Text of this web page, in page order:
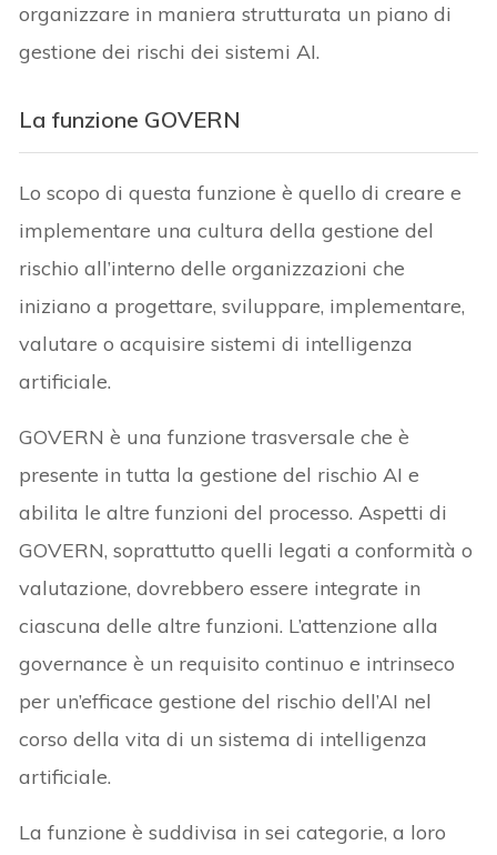
organizzare in maniera strutturata un piano di
gestione dei rischi dei sistemi AI.
La funzione GOVERN
Lo scopo di questa funzione è quello di creare e
implementare una cultura della gestione del
rischio all’interno delle organizzazioni che
iniziano a progettare, sviluppare, implementare,
valutare o acquisire sistemi di intelligenza
artificiale.
GOVERN è una funzione trasversale che è
presente in tutta la gestione del rischio AI e
abilita le altre funzioni del processo. Aspetti di
GOVERN, soprattutto quelli legati a conformità o
valutazione, dovrebbero essere integrate in
ciascuna delle altre funzioni. L’attenzione alla
governance è un requisito continuo e intrinseco
per un’efficace gestione del rischio dell’AI nel
corso della vita di un sistema di intelligenza
artificiale.
La funzione è suddivisa in sei categorie, a loro